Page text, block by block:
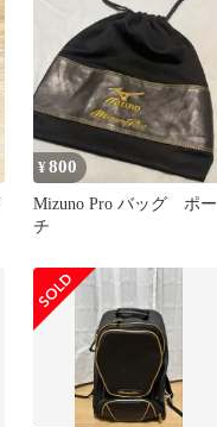
¥800
Mizuno Pro バッグ ポー
チ